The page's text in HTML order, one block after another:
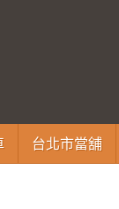
台北市當舖